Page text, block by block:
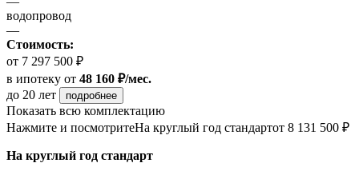
водопровод
—
Стоимость:
от 7 297 500 ₽
в ипотеку от 48 160 ₽/мес.
до 20 лет
подробнее
Показать всю комплектацию
Нажмите и посмотритеНа круглый год стандартот 8 131 500 ₽
На круглый год стандарт